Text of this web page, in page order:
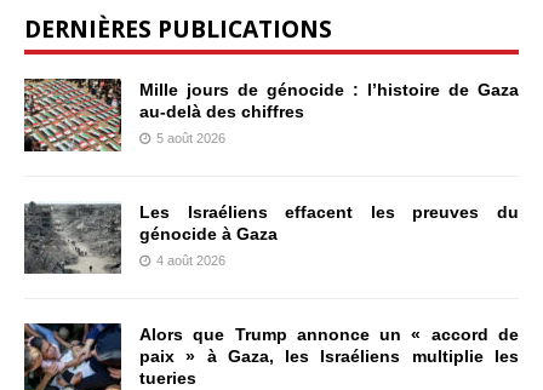
DERNIÈRES PUBLICATIONS
Mille jours de génocide : l’histoire de Gaza
au-delà des chiffres
5 août 2026
Les Israéliens effacent les preuves du
génocide à Gaza
4 août 2026
Alors que Trump annonce un « accord de
paix » à Gaza, les Israéliens multiplie les
tueries